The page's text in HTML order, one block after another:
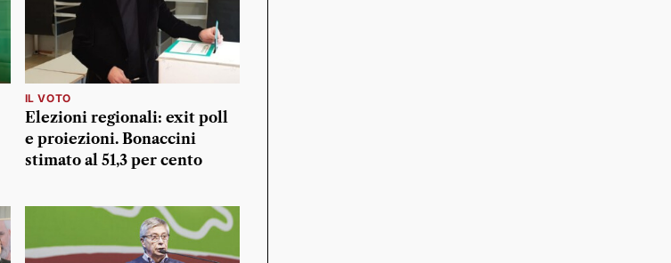
IL VOTO
Elezioni regionali: exit poll
e proiezioni. Bonaccini
stimato al 51,3 per cento